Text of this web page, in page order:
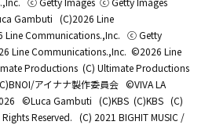
Gambuti (C)2026 Line
Line Communications.,Inc. ⓒ Getty
Line Communications.,Inc. ©2026 Line
Productions (C) Ultimate Productions
アイナナ製作委員会 ©️VIVA LA
©Luca Gambuti (C)KBS (C)KBS (C)
Reserved. (C) 2021 BIGHIT MUSIC /